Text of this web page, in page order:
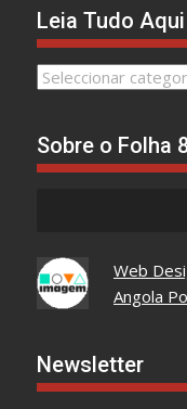
Leia Tudo Aqui
Leia
Sobre o Folha
Web
Angola
Newsletter